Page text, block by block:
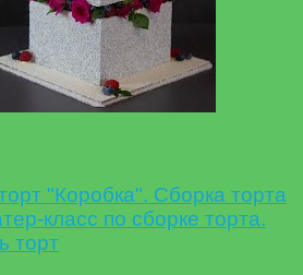
"Коробка". Сборка торта
класс по сборке торта.
торт